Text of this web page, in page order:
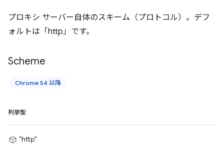
プロキシ サーバー自体のスキーム（プロトコル）。デフ
ォルトは「http」です。
Scheme
Chrome 54 以降
列挙型
"http"